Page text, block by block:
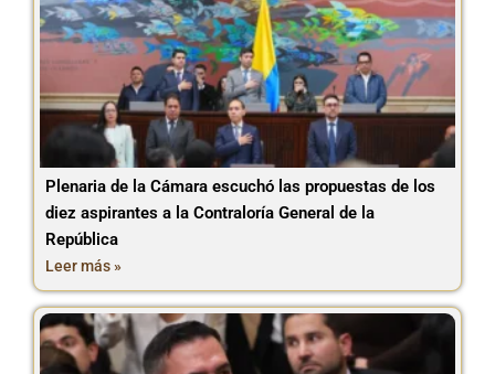
Plenaria de la Cámara escuchó las propuestas de los
diez aspirantes a la Contraloría General de la
República
Leer más »